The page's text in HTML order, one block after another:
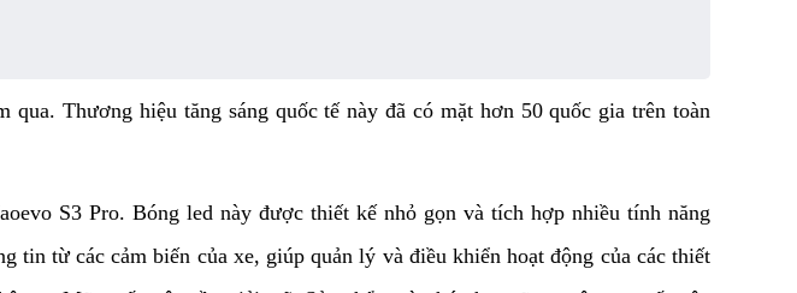
Thương hiệu tăng sáng quốc tế này đã có mặt hơn 50 quốc gia trên toàn
S3 Pro. Bóng led này được thiết kế nhỏ gọn và tích hợp nhiều tính năng
từ các cảm biến của xe, giúp quản lý và điều khiển hoạt động của các thiết